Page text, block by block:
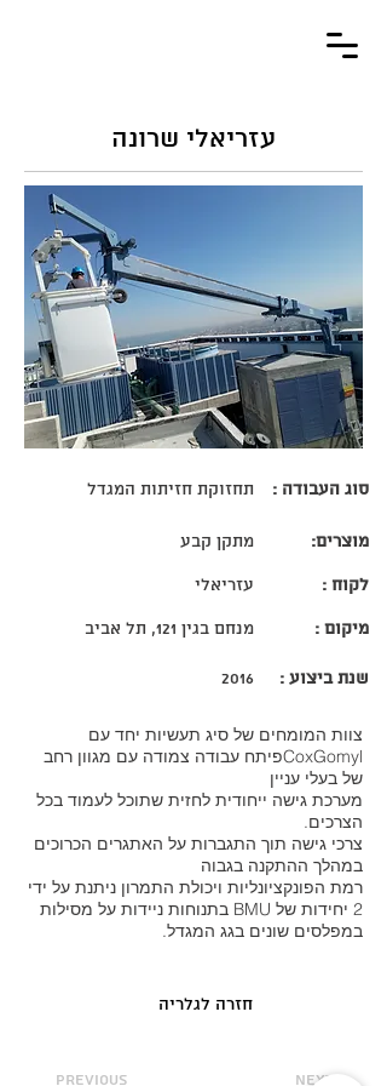
עזריאלי שרונה
תחזוקת חזיתות המגדל סוג העבודה :
מתקן קבע
עזריאלי
מנחם בגין 121, תל אביב
2016
מוצרים:
לקוח :
מיקום :
שנת ביצוע :
צוות המומחים של סיג תעשיות יחד עם
CoxGomylפיתח עבודה צמודה עם מגוון רחב
של בעלי עניין
מערכת גישה ייחודית לחזית שתוכל לעמוד בכל
הצרכים.
צרכי גישה תוך התגברות על האתגרים הכרוכים
במהלך ההתקנה בגבוה
רמת הפונקציונליות ויכולת התמרון ניתנת על ידי
2 יחידות של BMU בתנוחות ניידות על מסילות
במפלסים שונים בגג המגדל.
חזרה לגלריה
previous next